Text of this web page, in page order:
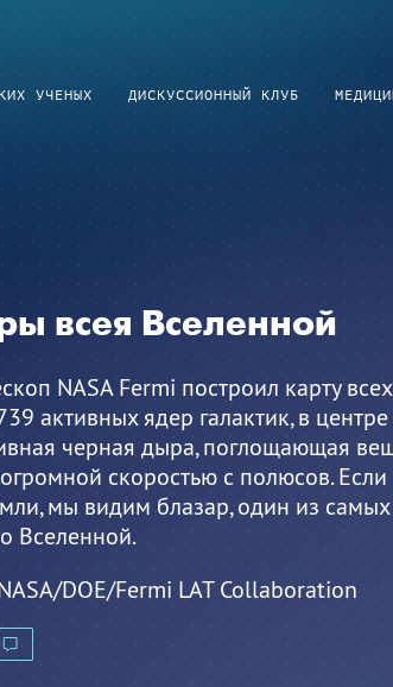
УЧЕНЫХ ДИСКУССИОННЫЙ КЛУБ
всея Вселенной
NASA Fermi построил карту
активных ядер галактик, в
черная дыра, поглощающая
скоростью с полюсов.
мы видим блазар, один из самых
Вселенной.
DOE/Fermi LAT Collaboration